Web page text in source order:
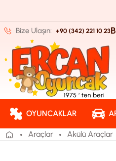
Bize Ulaşın: +90 (342) 221 10 23
OYUNCAKLAR
Araçlar Akülü Araçlar